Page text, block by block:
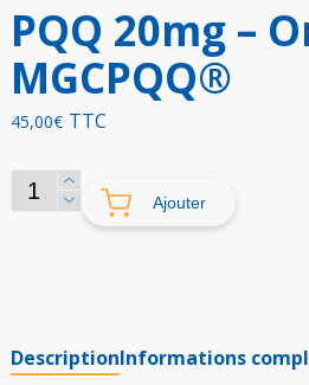
PQQ 20mg –
MGCPQQ®
45,00€ TTC
quantité
de
MGCPQQ®
Ajouter
DescriptionInformations